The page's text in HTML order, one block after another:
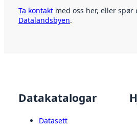
Ta kontakt med oss her, eller spør
Datalandsbyen.
Datakatalogar
Datasett